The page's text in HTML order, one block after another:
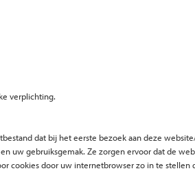
verplichting.
dat bij het eerste bezoek aan deze
uw gebruiksgemak. Ze zorgen ervoor dat de
cookies door uw internetbrowser zo in te stellen